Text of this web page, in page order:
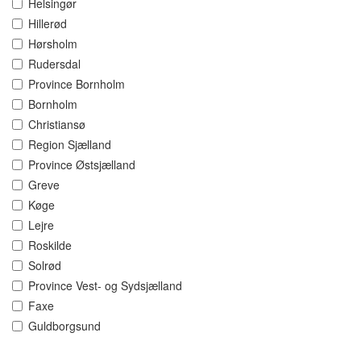
Helsingør
Hillerød
Hørsholm
Rudersdal
Province Bornholm
Bornholm
Christiansø
Region Sjælland
Province Østsjælland
Greve
Køge
Lejre
Roskilde
Solrød
Province Vest- og Sydsjælland
Faxe
Guldborgsund